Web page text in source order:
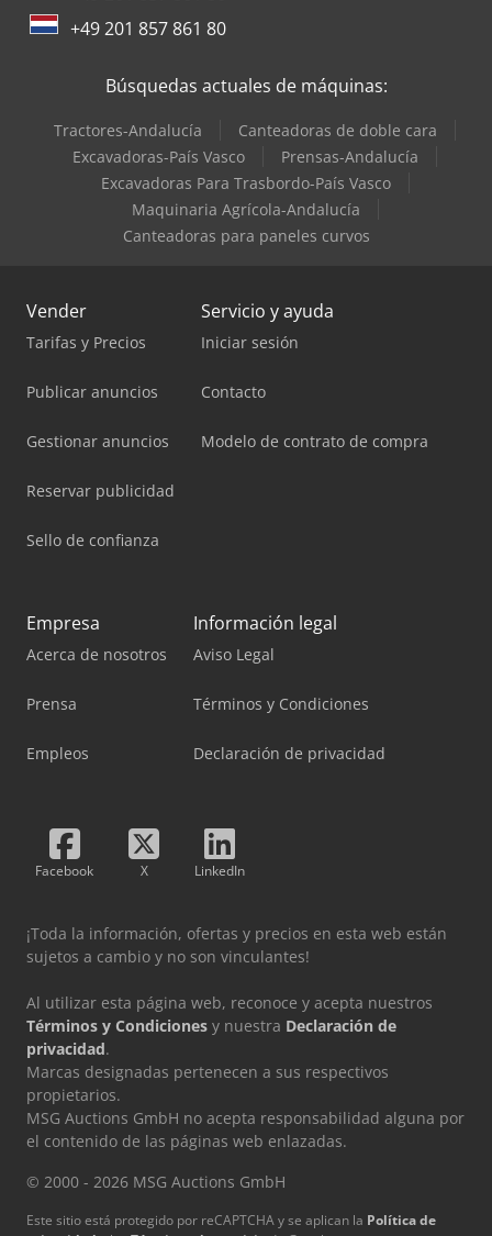
+49 201 857 861 80
Búsquedas actuales de máquinas:
Tractores-Andalucía
Canteadoras de doble cara
Excavadoras-País Vasco
Prensas-Andalucía
Excavadoras Para Trasbordo-País Vasco
Maquinaria Agrícola-Andalucía
Canteadoras para paneles curvos
Vender
Tarifas y Precios
Publicar anuncios
Gestionar anuncios
Reservar publicidad
Sello de confianza
Servicio y ayuda
Iniciar sesión
Contacto
Modelo de contrato de compra
Empresa
Acerca de nosotros
Prensa
Empleos
Información legal
Aviso Legal
Términos y Condiciones
Declaración de privacidad
Facebook X LinkedIn
¡Toda la información, ofertas y precios en esta web están
sujetos a cambio y no son vinculantes!
Al utilizar esta página web, reconoce y acepta nuestros
Términos y Condiciones y nuestra Declaración de
privacidad.
Marcas designadas pertenecen a sus respectivos
propietarios.
MSG Auctions GmbH no acepta responsabilidad alguna por
el contenido de las páginas web enlazadas.
© 2000 - 2026 MSG Auctions GmbH
Este sitio está protegido por reCAPTCHA y se aplican la Política de